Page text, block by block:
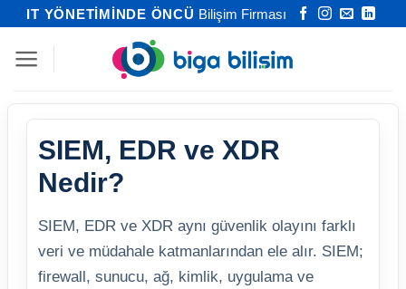
İçeriğeIT YÖNETİMİNDE ÖNCÜ Bilişim Firması
SIEM, EDR ve XDR
Nedir?
SIEM, EDR ve XDR aynı güvenlik olayını farklı
veri ve müdahale katmanlarından ele alır. SIEM;
firewall, sunucu, ağ, kimlik, uygulama ve